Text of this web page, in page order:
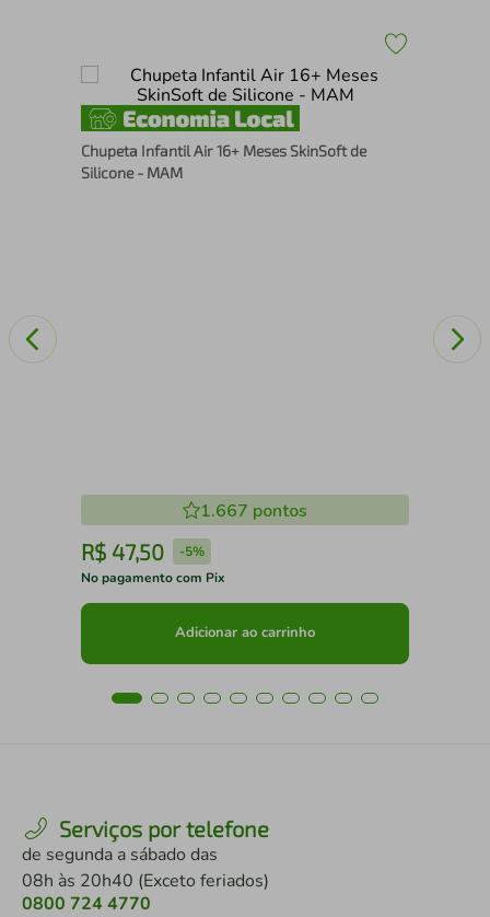
Chupeta Infantil Air 16+ Meses SkinSoft de
Silicone - MAM
1.667 pontos
R$ 47,50 -5%
No pagamento com Pix
Adicionar ao carrinho
Serviços por telefone
de segunda a sábado das
08h às 20h40 (Exceto feriados)
0800 724 4770